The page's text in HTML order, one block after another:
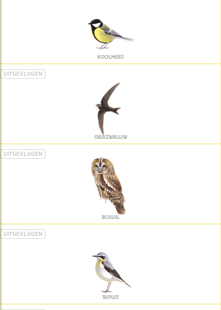
KOOLMEES
UITGEVLOGEN
GIERZWALUW
UITGEVLOGEN
BOSUIL
UITGEVLOGEN
TAPUIT